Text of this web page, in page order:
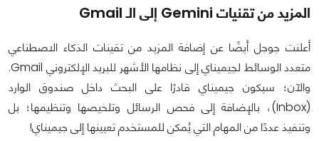
المزيد من تقنيات Gemini إلى الـ Gmail
أعلنت جوجل أيضًا عن إضافة المزيد من تقينات الذكاء الاصطناعي
متعدد الوسائط لجيميناي إلى نظامها الأشهر للبريد الإلكتروني Gmail.
والآن؛ سيكون جيميناي قادرًا على البحث داخل صندوق الوارد
(Inbox)، بالإضافة إلى فحص الرسائل وتلخيصها وتنظيمها؛ بل
وتنفيذ عددًا من المهام التي يُمكن للمستخدم تعيينها إلى جيميناي!